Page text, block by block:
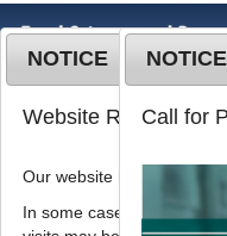
MENU
2018;25(2):173
pISSN: 1738-7248,
NOTICE
Website Renewal
Our website has recently
In some cases, images,
NOTICE
Call for